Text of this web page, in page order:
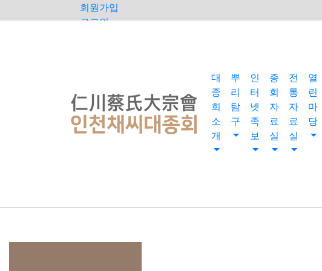
회원가입
로그인
최대
0
대
종
회
소
개
뿌
리
탐
구
인
터
넷
족
보
종
회
자
료
실
전
통
자
료
실
열
린
마
당